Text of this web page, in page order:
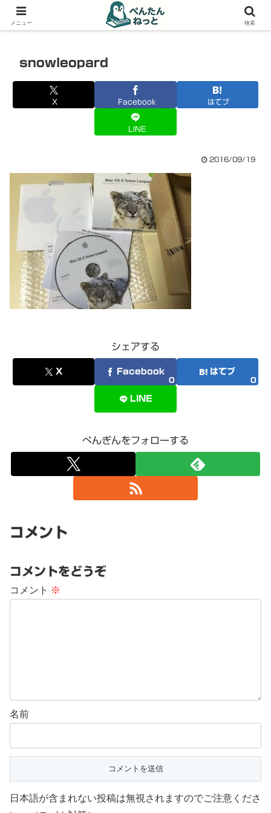
PCやガジェットの備忘録
snowleopard
X Facebook はてブ
LINE
2016/09/19
シェアする
X Facebook
0
はてブ
0
LINE
ぺんぎんをフォローする
コメント
コメントをどうぞ
コメント ※
名前
日本語が含まれない投稿は無視されますのでご注意くださ
メニュー 検索